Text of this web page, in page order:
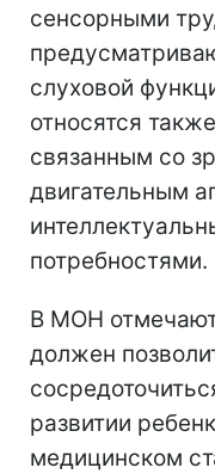
сенсорными
слуховой
относятся
связанным со
двигательным
потребностями.
В МОН
должен
развитии
медицинском